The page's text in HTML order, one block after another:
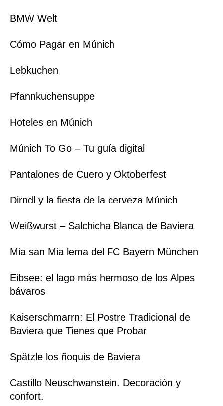
BMW Welt
Cómo Pagar en Múnich
Lebkuchen
Pfannkuchensuppe
Hoteles en Múnich
Múnich To Go – Tu guía digital
Pantalones de Cuero y Oktoberfest
Dirndl y la fiesta de la cerveza Múnich
Weißwurst – Salchicha Blanca de Baviera
Mia san Mia lema del FC Bayern München
Eibsee: el lago más hermoso de los Alpes
bávaros
Kaiserschmarrn: El Postre Tradicional de
Baviera que Tienes que Probar
Spätzle los ñoquis de Baviera
Castillo Neuschwanstein. Decoración y
confort.